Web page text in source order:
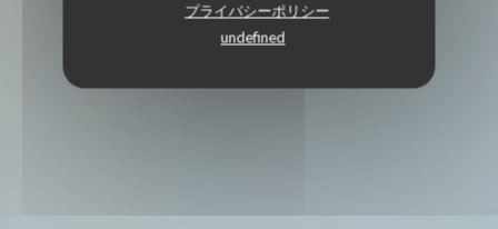
プライバシーポリシー
undefined